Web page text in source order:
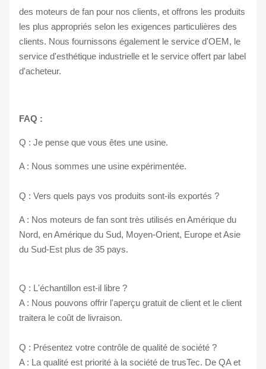
des moteurs de fan pour nos clients, et offrons les produits
les plus appropriés selon les exigences particulières des
clients. Nous fournissons également le service d'OEM, le
service d'esthétique industrielle et le service offert par label
d'acheteur.
FAQ :
Q : Je pense que vous êtes une usine.
A : Nous sommes une usine expérimentée.
Q : Vers quels pays vos produits sont-ils exportés ?
A : Nos moteurs de fan sont très utilisés en Amérique du
Nord, en Amérique du Sud, Moyen-Orient, Europe et Asie
du Sud-Est plus de 35 pays.
Q : L'échantillon est-il libre ?
A : Nous pouvons offrir l'aperçu gratuit de client et le client
traitera le coût de livraison.
Q : Présentez votre contrôle de qualité de société ?
A : La qualité est priorité à la société de trusTec. De QA et